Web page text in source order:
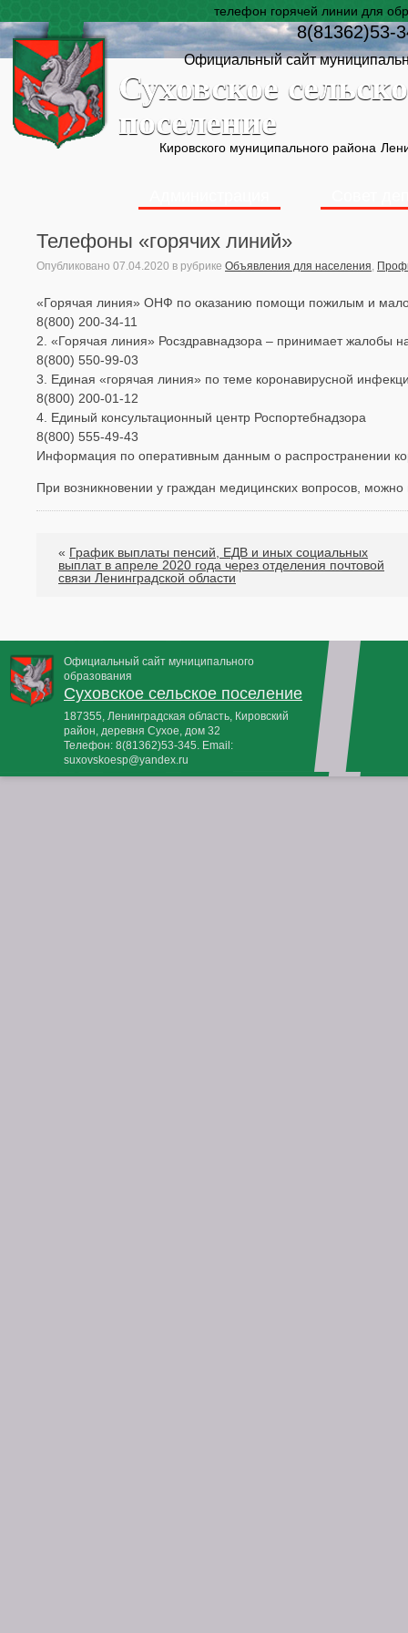
телефон горячей линии для
8(81362)53-
Официальный сайт
Суховское
поселение
Кировского муниципального района
Телефоны «горячих линий»
Опубликовано 07.04.2020 в рубрике Объявления для населения,
«Горячая линия» ОНФ по оказанию помощи пожилым и
8(800) 200-34-11
2. «Горячая линия» Росздравнадзора – принимает жалобы
8(800) 550-99-03
3. Единая «горячая линия» по теме коронавирусной
8(800) 200-01-12
4. Единый консультационный центр Роспортебнадзора
8(800) 555-49-43
Информация по оперативным данным о распространении
При возникновении у граждан медицинских вопросов,
« График выплаты пенсий, ЕДВ и иных социальных
выплат в апреле 2020 года через отделения почтовой
связи Ленинградской области
Официальный сайт муниципального
образования
Суховское сельское поселение
187355, Ленинградская область, Кировский
район, деревня Сухое, дом 32
Телефон: 8(81362)53-345. Email:
suxovskoesp@yandex.ru